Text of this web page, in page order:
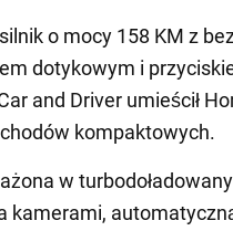
o mocy 158 KM z
dotykowym i
and Driver umieścił
kompaktowych.
w
kamerami,